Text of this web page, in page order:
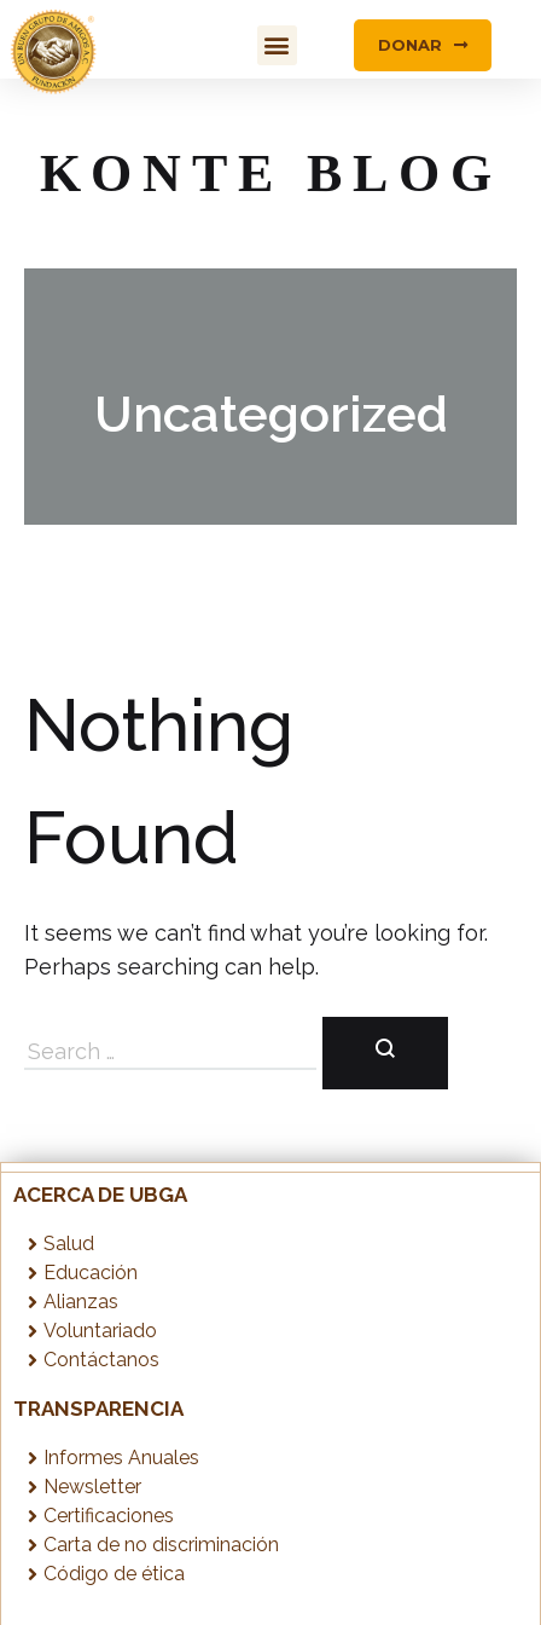
DONAR
KONTE BLOG
Uncategorized
Nothing
Found
It seems we can’t find what you’re looking for.
Perhaps searching can help.
ACERCA DE UBGA
Salud
Educación
Alianzas
Voluntariado
Contáctanos
TRANSPARENCIA
Informes Anuales
Newsletter
Certificaciones
Carta de no discriminación
Código de ética